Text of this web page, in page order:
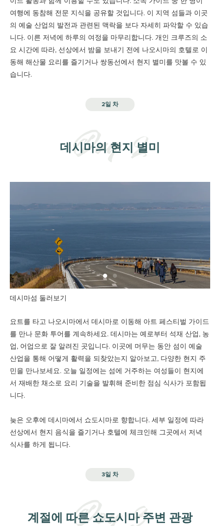
여행에 동참해 전문 지식을 공유할 것입니다. 이 지역 섬들과 이곳
의 예술 산업의 발전과 관련된 맥락을 보다 자세히 파악할 수 있습
니다. 이른 저녁에 하루의 여정을 마무리합니다. 개인 크루즈의 소
요 시간에 따라, 선상에서 밤을 보내기 전에 나오시마의 호텔로 이
동해 해산물 요리를 즐기거나 쌍동선에서 현지 별미를 맛볼 수 있
습니다.
2일 차
데시마의 현지 별미
데시마섬 둘러보기
요트를 타고 나오시마에서 데시마로 이동해 아트 페스티벌 가이드
를 만나 문화 투어를 계속하세요. 데시마는 예로부터 석재 산업, 농
업, 어업으로 잘 알려진 곳입니다. 이곳에 머무는 동안 섬이 예술
산업을 통해 어떻게 활력을 되찾았는지 알아보고, 다양한 현지 주
민을 만나보세요. 오늘 일정에는 섬에 거주하는 여성들이 현지에
서 재배한 채소로 요리 기술을 발휘해 준비한 점심 식사가 포함됩
니다.
늦은 오후에 데시마에서 쇼도시마로 향합니다. 세부 일정에 따라
선상에서 현지 음식을 즐기거나 호텔에 체크인해 그곳에서 저녁
식사를 하게 됩니다.
3일 차
계절에 따른 쇼도시마 주변 관광